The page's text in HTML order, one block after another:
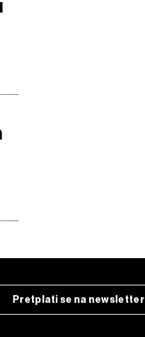
Pretplati se na newsletter